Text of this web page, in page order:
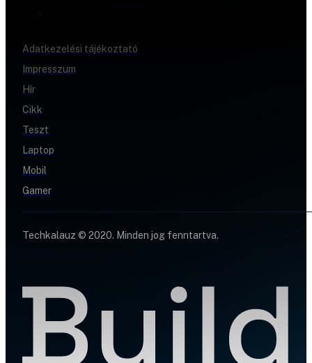
Adatkezelési tájékoztató
Impresszum
Hír
Cikk
Teszt
Laptop
Mobil
Gamer
Techkalauz © 2020. Minden jog fenntartva.